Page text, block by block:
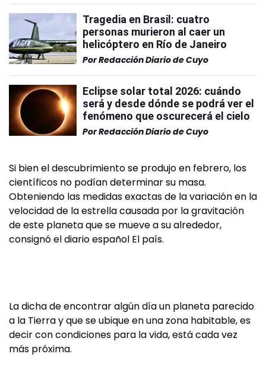
Tragedia en Brasil: cuatro
personas murieron al caer un
helicóptero en Río de Janeiro
PorRedacción Diario de Cuyo
Eclipse solar total 2026: cuándo
será y desde dónde se podrá ver el
fenómeno que oscurecerá el cielo
PorRedacción Diario de Cuyo
Si bien el descubrimiento se produjo en febrero, los
científicos no podían determinar su masa.
Obteniendo las medidas exactas de la variación en la
velocidad de la estrella causada por la gravitación
de este planeta que se mueve a su alrededor,
consignó el diario español El país.
La dicha de encontrar algún día un planeta parecido
a la Tierra y que se ubique en una zona habitable, es
decir con condiciones para la vida, está cada vez
más próxima.